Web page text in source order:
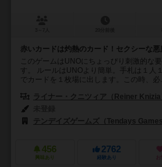
赤いカードは灼熱のカード！セクシーな悪
このゲームはUNOにちょっぴり刺激的な
す。 ルールはUNOより簡単。手札は１人
でカードを１枚場に出します。この時、必
ライナー・クニツィア（Reiner Knizia
テンデイズゲームズ（Tendays Games
456
興味あり
2762
経験あり